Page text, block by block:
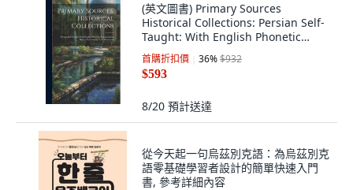
(英文圖書) Primary Sources
Historical Collections: Persian Self-
Taught: With English Phonetic
Pronuncia... 精裝版, Legare Street
Press, 英文
首購折扣價 36%$932
$593
8/20 預計送達
從今天起一句烏茲別克語：為烏茲別克
語零基礎學習者設計的簡單快速入門
書, 參考詳細內容